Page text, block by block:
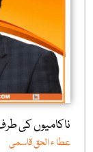
ناکامیوں کی
عطا ء الحق قاسمی